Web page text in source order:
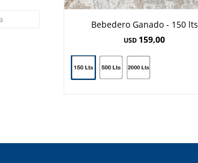
Bebedero Ganado - 150 lts
USD 159,00